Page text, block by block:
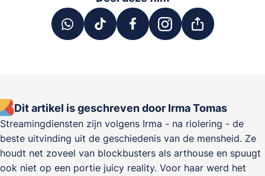
Dit artikel is geschreven door Irma Tomas
Streamingdiensten zijn volgens Irma - na riolering - de
beste uitvinding uit de geschiedenis van de mensheid. Ze
houdt net zoveel van blockbusters als arthouse en spuugt
ook niet op een portie juicy reality. Voor haar werd het